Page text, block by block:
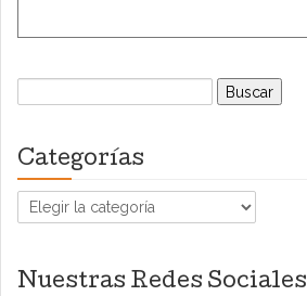
Buscar:
Categorías
Categorías
Nuestras Redes Sociales